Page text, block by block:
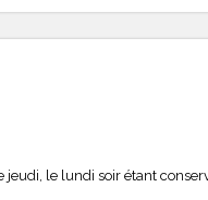
le lundi soir étant